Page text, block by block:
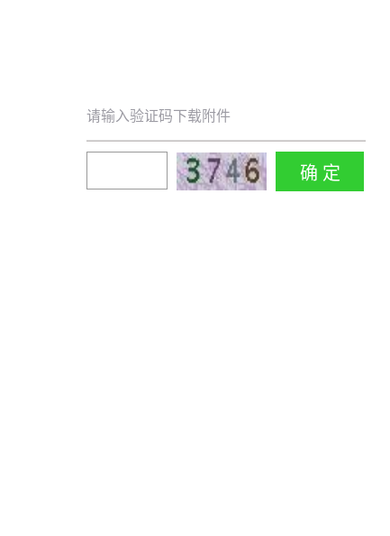
请输入验证码下载附件